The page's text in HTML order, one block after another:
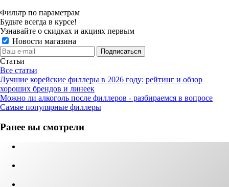
Фильтр по параметрам
Будьте всегда в курсе!
Узнавайте о скидках и акциях первым
Новости магазина
Статьи
Все статьи
Лучшие корейские филлеры в 2026 году: рейтинг и обзор
хороших брендов и линеек
Можно ли алкоголь после филлеров - разбираемся в вопросе
Самые популярные филлеры
Ранее вы смотрели